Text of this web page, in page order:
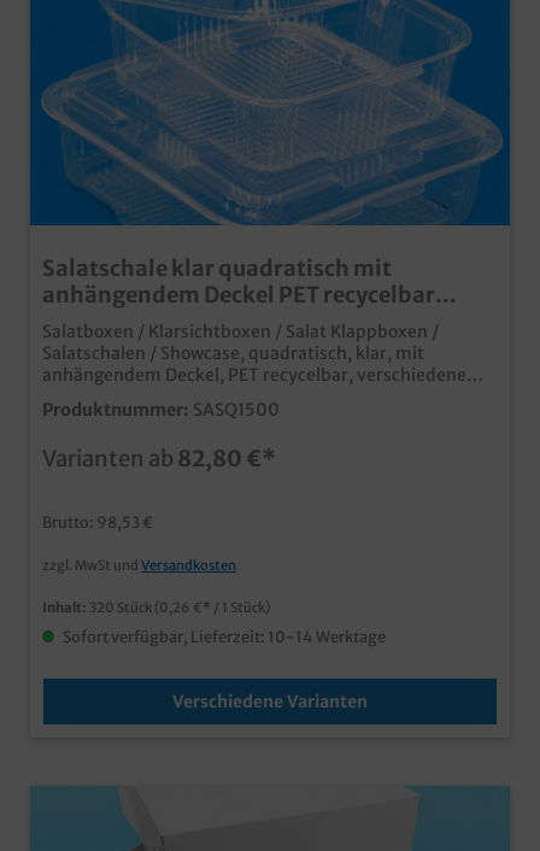
Salatschale klar quadratisch mit
anhängendem Deckel PET recycelbar
versch. Größen
Salatboxen / Klarsichtboxen / Salat Klappboxen /
Salatschalen / Showcase, quadratisch, klar, mit
anhängendem Deckel, PET recycelbar, verschiedene
Größen gemäß Auswahl (375ml (600St/Kt.), 500ml
(600St/Kt.), 750ml (320St/Kt.), 1000ml (320St/Kt),
Süßwaren, Fingerfood, Sushi, Snacks usw. auch ideal als
Hingucker an jeder Salatbar recycelbar über gelbe
Produktnummer: SASQ1500
Varianten ab 82,80 €*
Brutto: 98,53 €
zzgl. MwSt und Versandkosten
Inhalt: 320 Stück (0,26 €* / 1 Stück)
Sofort verfügbar, Lieferzeit: 10-14 Werktage
Verschiedene Varianten